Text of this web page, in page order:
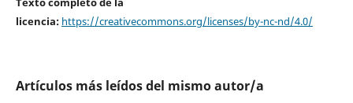
licencia: https://creativecommons.org/licenses/by-nc-nd/4.0/
Artículos más leídos del mismo autor/a